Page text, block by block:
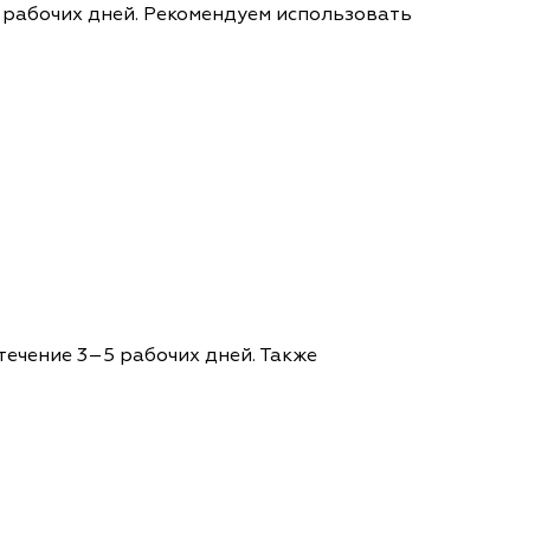
дней. Рекомендуем использовать
3–5 рабочих дней. Также